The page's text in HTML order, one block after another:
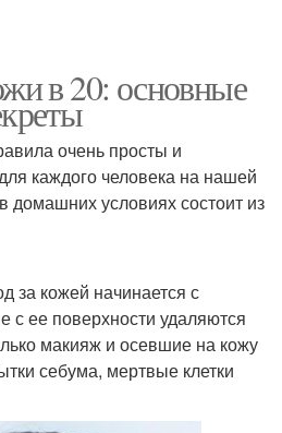
в 20: основные
очень просты и
каждого человека на нашей
домашних условиях состоит из
за кожей начинается с
с ее поверхности удаляются
макияж и осевшие на кожу
себума, мертвые клетки